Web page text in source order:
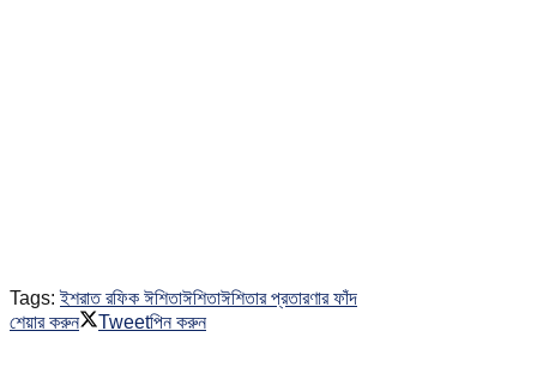
Tags: ইশরাত রফিক ঈশিতাঈশিতাঈশিতার প্রতারণার ফাঁদ
শেয়ার করুন
Tweetপিন করুন